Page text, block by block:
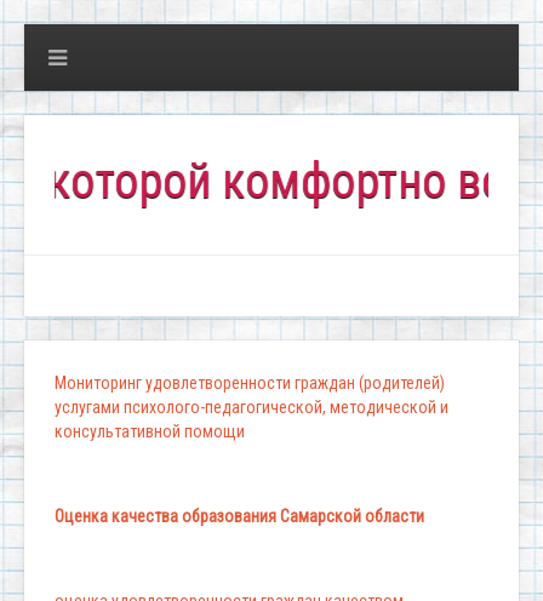
комфортно всем!"
Мониторинг удовлетворенности граждан (родителей)
услугами психолого-педагогической, методической и
консультативной помощи
Оценка качества образования Самарской области